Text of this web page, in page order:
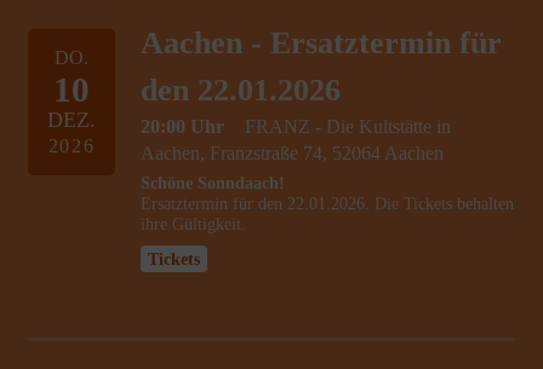
DO.
10
DEZ.
2026
Aachen - Ersatztermin für
den 22.01.2026
20:00 Uhr
FRANZ - Die Kultstätte in
Aachen, Franzstraße 74, 52064 Aachen
Schöne Sonndaach!
Ersatztermin für den 22.01.2026. Die Tickets behalten
ihre Gültigkeit.
Tickets